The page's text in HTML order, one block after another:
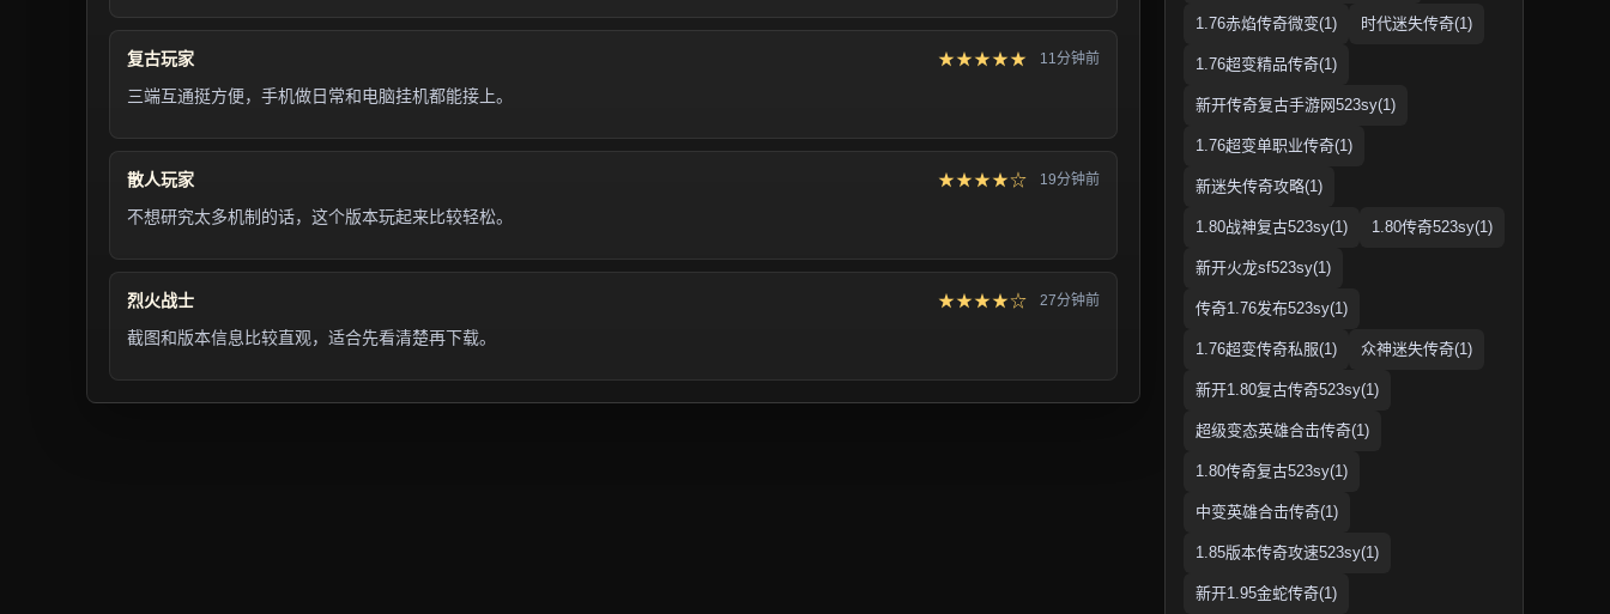
复古玩家 ★★★★★ 11分钟前
三端互通挺方便，手机做日常和电脑挂机都能接上。
散人玩家 ★★★★☆ 19分钟前
不想研究太多机制的话，这个版本玩起来比较轻松。
烈火战士 ★★★★☆ 27分钟前
截图和版本信息比较直观，适合先看清楚再下载。
1.76赤焰传奇微变(1) 时代迷失传奇(1)
1.76超变精品传奇(1)
新开传奇复古手游网523sy(1)
1.76超变单职业传奇(1)
新迷失传奇攻略(1)
1.80战神复古523sy(1) 1.80传奇523sy(1)
新开火龙sf523sy(1)
传奇1.76发布523sy(1)
1.76超变传奇私服(1) 众神迷失传奇(1)
新开1.80复古传奇523sy(1)
超级变态英雄合击传奇(1)
1.80传奇复古523sy(1)
中变英雄合击传奇(1)
1.85版本传奇攻速523sy(1)
新开1.95金蛇传奇(1)